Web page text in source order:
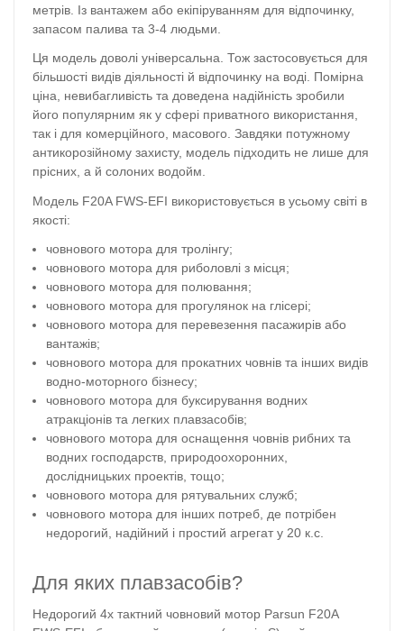
метрів. Із вантажем або екіпіруванням для відпочинку,
запасом палива та 3-4 людьми.
Ця модель доволі універсальна. Тож застосовується для
більшості видів діяльності й відпочинку на воді. Помірна
ціна, невибагливість та доведена надійність зробили
його популярним як у сфері приватного використання,
так і для комерційного, масового. Завдяки потужному
антикорозійному захисту, модель підходить не лише для
прісних, а й солоних водойм.
Модель F20A FWS-EFI використовується в усьому світі в
якості:
човнового мотора для тролінгу;
човнового мотора для риболовлі з місця;
човнового мотора для полювання;
човнового мотора для прогулянок на глісері;
човнового мотора для перевезення пасажирів або
вантажів;
човнового мотора для прокатних човнів та інших видів
водно-моторного бізнесу;
човнового мотора для буксирування водних
атракціонів та легких плавзасобів;
човнового мотора для оснащення човнів рибних та
водних господарств, природоохоронних,
дослідницьких проектів, тощо;
човнового мотора для рятувальних служб;
човнового мотора для інших потреб, де потрібен
недорогий, надійний і простий агрегат у 20 к.с.
Для яких плавзасобів?
Недорогий 4х тактний човновий мотор Parsun F20A